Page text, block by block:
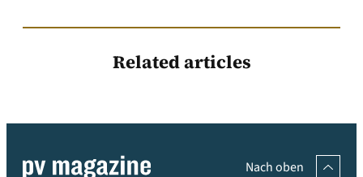
Related articles
Nach oben